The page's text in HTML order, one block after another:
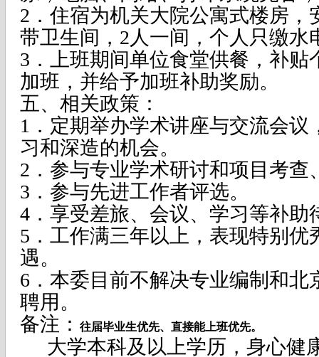
2 ．住宿为机关大院公寓式楼房
带卫生间， 2人一间，个人只缴水
3 ．上班期间单位食堂供餐，补
加班，并给予加班补助奖励。
五、相关政策：
1 ．定期举办学术讲座与交流会
习和深造的机会。
2 ．参与专业学术研讨和项目考查
3 ．参与先进工作者评选。
4 ．享受差旅、会议、学习等补助
5 ．工作满三年以上，表现特别
遇。
6 ．本委目前不解决专业编制和
聘用。
备注：
往届毕业生优先、直接能上班优先。
大学本科及以上学历，身心健